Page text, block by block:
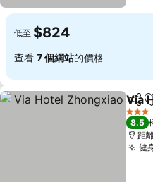
低至 $824
查看 7 個網站的價格
分享
Via
3 星級
8.5
距
健